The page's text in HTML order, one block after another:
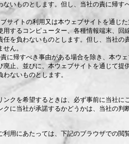
ないものとします。但し、当社の責に帰す
サイトの利用又は本ウェブサイトを通じ
用するコンピューター、各種情報端末、回
任を負わないものとします。但し、当社の
ん。
に帰すべき事由がある場合を除き、本ウ
廃止、並びに、本ウェブサイトを通じて提
ないものとします。
ンクを希望するときは、必ず事前に当社に
クに当社が承諾するかどうかは、当社の判
利用にあたっては、下記のブラウザでの閲